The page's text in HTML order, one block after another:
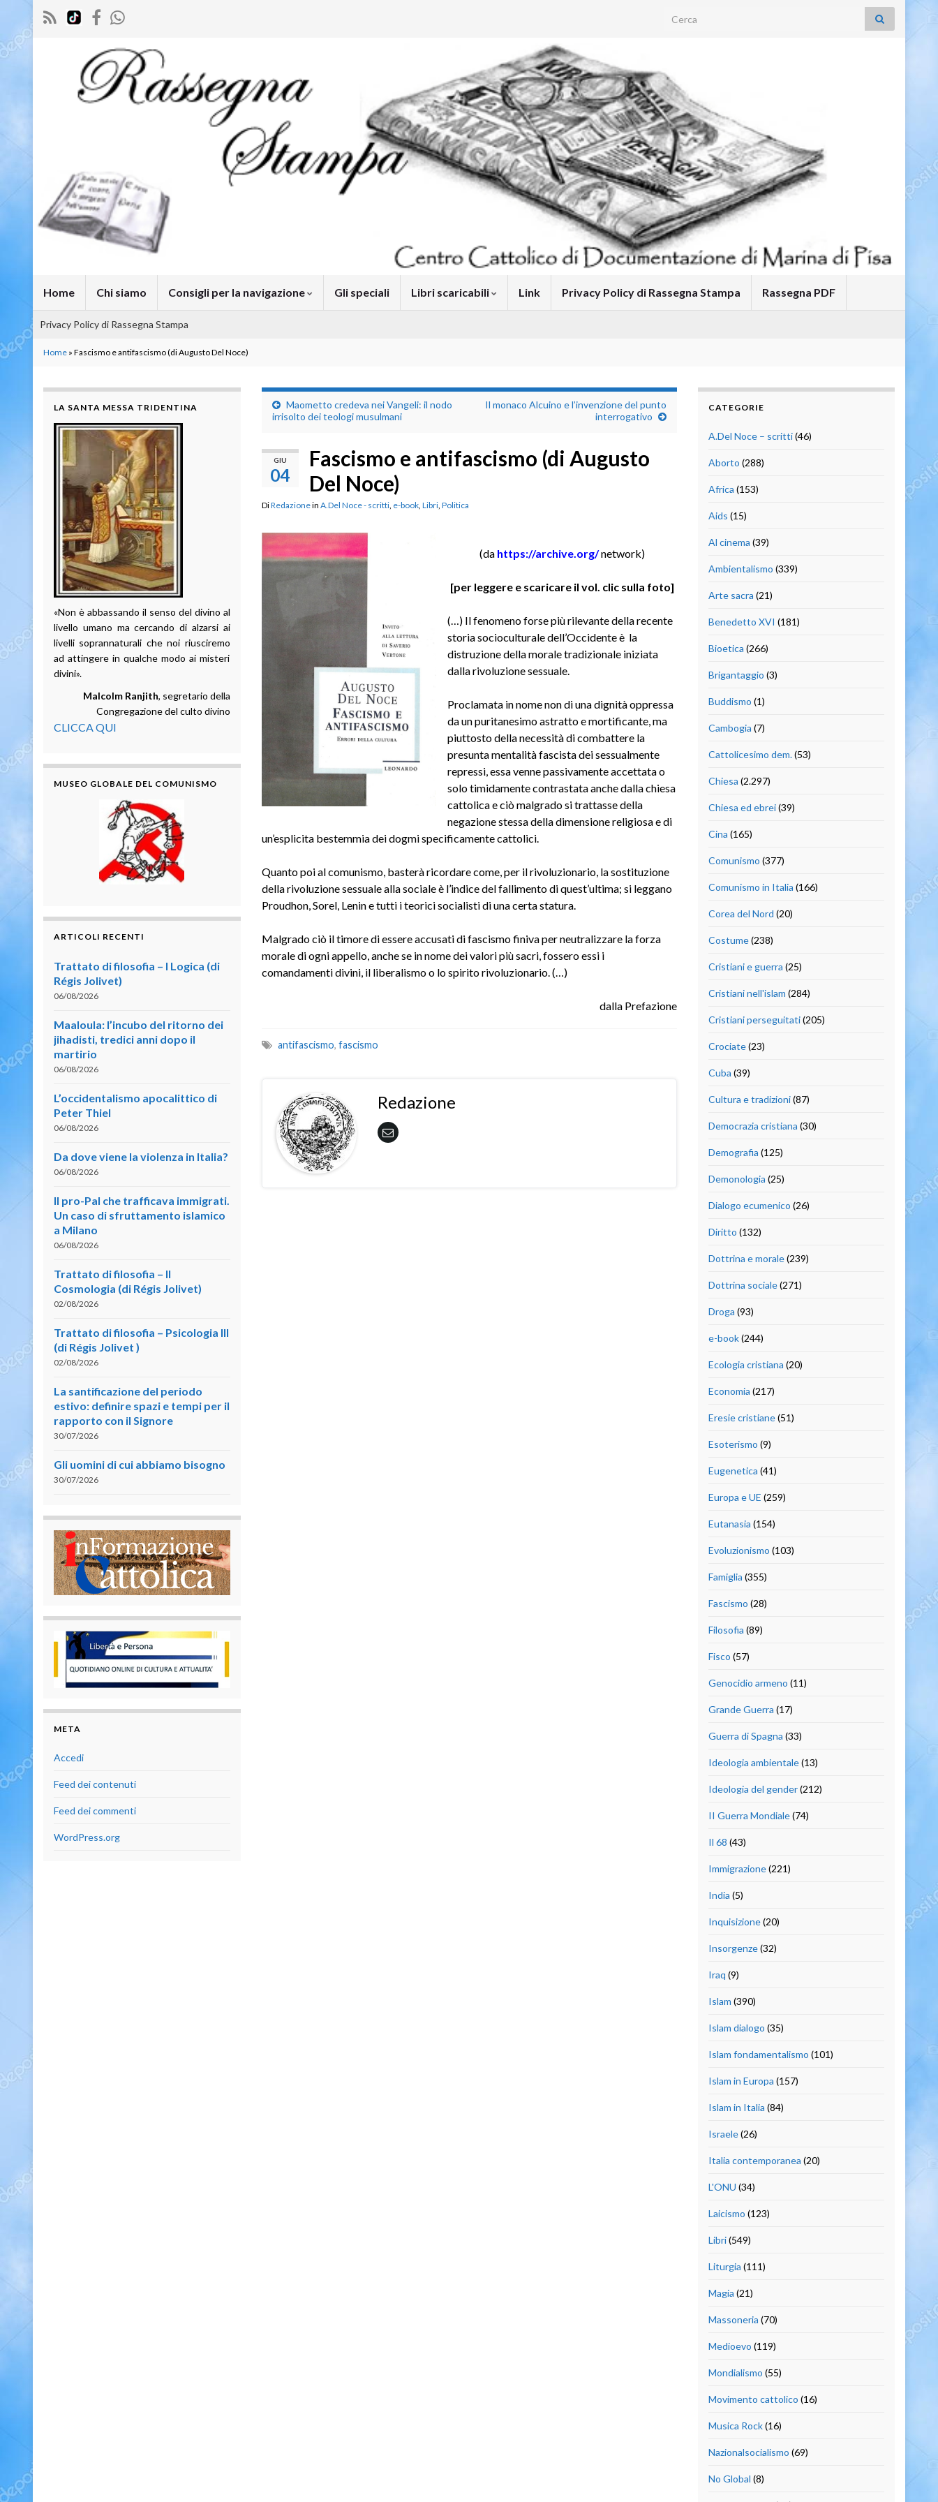
Search for:
Home Chi siamo Consigli per la navigazione Gli speciali Libri scaricabili Link Privacy Policy di Rassegna Stampa Rassegna PDF
Privacy Policy di Rassegna Stampa
Home » Fascismo e antifascismo (di Augusto Del Noce)
Maometto credeva nei Vangeli: il nodo
irrisolto dei teologi musulmani
Il monaco Alcuino e l’invenzione del punto
interrogativo
GIU
04
Fascismo e antifascismo (di Augusto
Del Noce)
DiRedazionein A.Del Noce - scritti, e-book, Libri, Politica
(da https://archive.org/network)
[per leggere e scaricare il vol. clic sulla foto]
(…) Il fenomeno forse più rilevante della recente
storia socioculturale dell’Occidente è la
distruzione della morale tradizionale iniziata
dalla rivoluzione sessuale.
Proclamata in nome non di una dignità oppressa
da un puritanesimo astratto e mortificante, ma
piuttosto della necessità di combattere la
presunta mentalità fascista dei sessualmente
repressi, essa venne passivamente accettata o
solo timidamente contrastata anche dalla chiesa
cattolica e ciò malgrado si trattasse della
negazione stessa della dimensione religiosa e di
un’esplicita bestemmia dei dogmi specificamente cattolici.
Quanto poi al comunismo, basterà ricordare come, per il rivoluzionario, la sostituzione
della rivoluzione sessuale alla sociale è l’indice del fallimento di quest’ultima; si leggano
Proudhon, Sorel, Lenin e tutti i teorici socialisti di una certa statura.
Malgrado ciò il timore di essere accusati di fascismo finiva per neutralizzare la forza
morale di ogni appello, anche se in nome dei valori più sacri, fossero essi i
comandamenti divini, il liberalismo o lo spirito rivoluzionario. (…)
dalla Prefazione
antifascismo, fascismo
Redazione
LA SANTA MESSA TRIDENTINA
«Non è abbassando il senso del divino al
livello umano ma cercando di alzarsi ai
livelli soprannaturali che noi riusciremo
ad attingere in qualche modo ai misteri
divini».
Malcolm Ranjith, segretario della
Congregazione del culto divino
CLICCA QUI
MUSEO GLOBALE DEL COMUNISMO
ARTICOLI RECENTI
Trattato di filosofia – I Logica (di
Régis Jolivet)
06/08/2026
Maaloula: l’incubo del ritorno dei
jihadisti, tredici anni dopo il
martirio
06/08/2026
L’occidentalismo apocalittico di
Peter Thiel
06/08/2026
Da dove viene la violenza in Italia?
06/08/2026
Il pro-Pal che trafficava immigrati.
Un caso di sfruttamento islamico
a Milano
06/08/2026
Trattato di filosofia – II
Cosmologia (di Régis Jolivet)
02/08/2026
Trattato di filosofia – Psicologia III
(di Régis Jolivet )
02/08/2026
La santificazione del periodo
estivo: definire spazi e tempi per il
rapporto con il Signore
30/07/2026
Gli uomini di cui abbiamo bisogno
30/07/2026
META
Accedi
Feed dei contenuti
Feed dei commenti
WordPress.org
CATEGORIE
A.Del Noce – scritti(46)
Aborto (288)
Africa (153)
Aids (15)
Al cinema (39)
Ambientalismo (339)
Arte sacra (21)
Benedetto XVI (181)
Bioetica (266)
Brigantaggio (3)
Buddismo (1)
Cambogia (7)
Cattolicesimo dem.(53)
Chiesa (2.297)
Chiesa ed ebrei(39)
Cina (165)
Comunismo (377)
Comunismo in Italia (166)
Corea del Nord (20)
Costume(238)
Cristiani e guerra (25)
Cristiani nell'islam (284)
Cristiani perseguitati(205)
Crociate(23)
Cuba (39)
Cultura e tradizioni(87)
Democrazia cristiana (30)
Demografia (125)
Demonologia (25)
Dialogo ecumenico (26)
Diritto (132)
Dottrina e morale(239)
Dottrina sociale(271)
Droga (93)
e-book(244)
Ecologia cristiana (20)
Economia (217)
Eresie cristiane(51)
Esoterismo (9)
Eugenetica (41)
Europa e UE (259)
Eutanasia (154)
Evoluzionismo (103)
Famiglia (355)
Fascismo (28)
Filosofia (89)
Fisco (57)
Genocidio armeno (11)
Grande Guerra (17)
Guerra di Spagna (33)
Ideologia ambientale(13)
Ideologia del gender(212)
II Guerra Mondiale(74)
Il 68 (43)
Immigrazione(221)
India (5)
Inquisizione(20)
Insorgenze(32)
Iraq (9)
Islam (390)
Islam dialogo (35)
Islam fondamentalismo (101)
Islam in Europa (157)
Islam in Italia (84)
Israele(26)
Italia contemporanea (20)
L'ONU (34)
Laicismo (123)
Libri(549)
Liturgia (111)
Magia (21)
Massoneria (70)
Medioevo (119)
Mondialismo (55)
Movimento cattolico (16)
Musica Rock(16)
Nazionalsocialismo (69)
No Global (8)